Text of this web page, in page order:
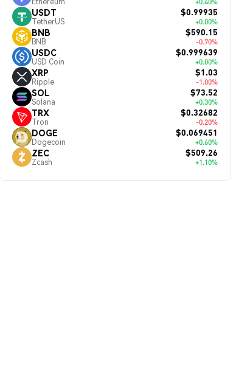
USDT
TetherUS
$0.99935
+0.00%
BNB
BNB
$590.15
-0.70%
USDC
USD Coin
$0.999639
+0.00%
XRP
Ripple
$1.03
-1.00%
SOL
Solana
$73.52
+0.30%
TRX
Tron
$0.32682
-0.20%
DOGE
Dogecoin
$0.069451
+0.60%
ZEC
Zcash
$509.26
+1.10%